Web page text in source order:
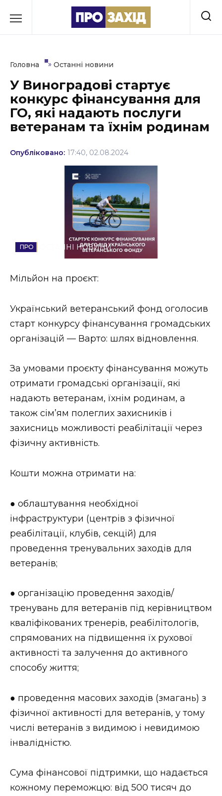
до
Культура
Освіта
Втрачений Ужгород
Втрачений Ужгород (відеоверсія)
ЗАКАРПАТСЬКІ НОВИНИ
НОВИНИ ЗАХІДНОЇ УКРАЇНИ
ФОТО
ВІДЕО
Головна » Останні новини
У Виноградові стартує
конкурс фінансування для
ГО, які надають послуги
ветеранам та їхнім родинам
Опубліковано: 17:40, 02.08.2024
ОСТАННІ НОВИНИ
Мільйон на проєкт:
Український ветеранський фонд оголосив
старт конкурсу фінансування громадських
організацій — Варто: шлях відновлення.
За умовами проєкту фінансування можуть
отримати громадські організації, які
надають ветеранам, їхнім родинам, а
також сім’ям полеглих захисників і
захисниць можливості реабілітації через
фізичну активність.
Кошти можна отримати на:
● облаштування необхідної
інфраструктури (центрів з фізичної
реабілітації, клубів, секцій) для
проведення тренувальних заходів для
ветеранів;
● організацію проведення заходів/
тренувань для ветеранів під керівництвом
кваліфікованих тренерів, реабілітологів,
спрямованих на підвищення їх рухової
активності та залучення до активного
способу життя;
● проведення масових заходів (змагань) з
фізичної активності для ветеранів, у тому
числі ветеранів з видимою і невидимою
інвалідністю.
Сума фінансової підтримки, що надається
кожному переможцю: від 500 тисяч до